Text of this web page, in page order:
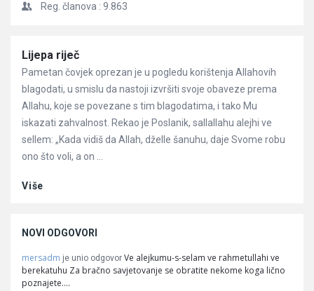
Reg. članova : 9.863
Članci
Lijepa riječ
Pametan čovjek oprezan je u pogledu korištenja Allahovih
blagodati, u smislu da nastoji izvršiti svoje obaveze prema
Allahu, koje se povezane s tim blagodatima, i tako Mu
iskazati zahvalnost. Rekao je Poslanik, sallallahu alejhi ve
sellem: „Kada vidiš da Allah, dželle šanuhu, daje Svome robu
ono što voli, a on ...
Više
NOVI ODGOVORI
mersadm je unio odgovor Ve alejkumu-s-selam ve rahmetullahi ve
berekatuhu Za bračno savjetovanje se obratite nekome koga lično
poznajete.…